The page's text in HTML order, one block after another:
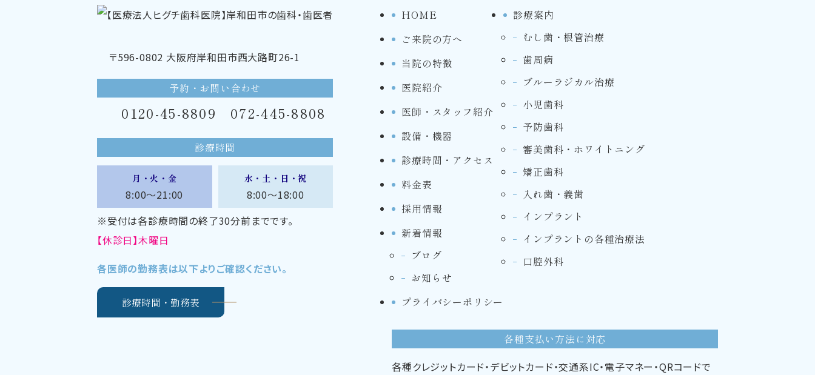
〒596-0802 大阪府岸和田市西大路町26-1
予約・お問い合わせ
0120-45-8809 072-445-8808
診療時間
月・火・金
8:00～21:00
水・土・日・祝
8:00～18:00
※受付は各診療時間の終了30分前までです。
【休診日】木曜日
各医師の勤務表は以下よりご確認ください。
診療時間・勤務表
HOME
ご来院の方へ
当院の特徴
医院紹介
医師・スタッフ紹介
設備・機器
診療時間・アクセス
料金表
採用情報
新着情報
ブログ
お知らせ
プライバシーポリシー
診療案内
むし歯・根管治療
歯周病
ブルーラジカル治療
小児歯科
予防歯科
審美歯科・ホワイトニング
矯正歯科
入れ歯・義歯
インプラント
インプラントの各種治療法
口腔外科
各種支払い方法に対応
各種クレジットカード・デビットカード・交通系IC・電子マネー・QRコードで